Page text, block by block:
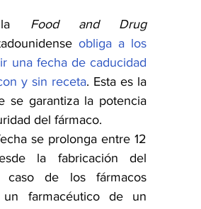
diabetes
la Food and Drug
obliga a los
una fecha de caducidad
y sin receta. Esta es la
se garantiza la potencia
del fármaco.
se prolonga entre 12
la fabricación del
de los fármacos
un farmacéutico de un